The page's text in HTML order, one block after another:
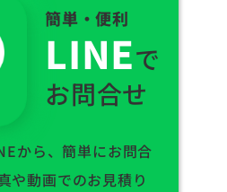
簡単・便利
LINEで
お問合せ
から、簡単にお問合
や動画でのお見積り